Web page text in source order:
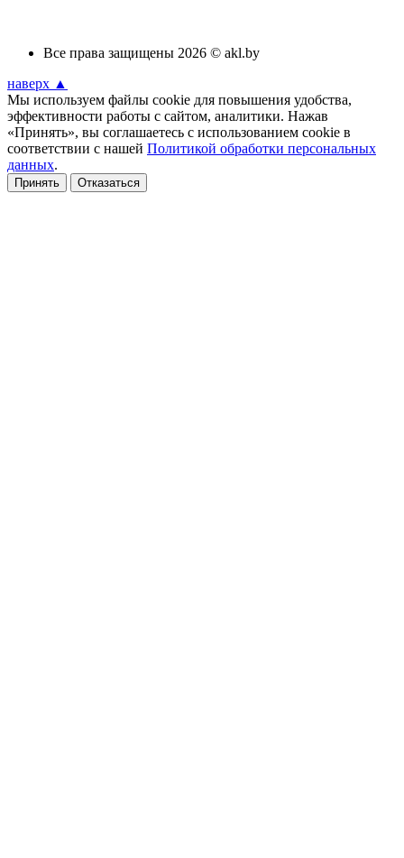
Все права защищены 2026 © akl.by
наверх ▲
Мы используем файлы cookie для повышения удобства,
эффективности работы с сайтом, аналитики. Нажав
«Принять», вы соглашаетесь с использованием cookie в
соответствии с нашей Политикой обработки персональных
данных.
Принять Отказаться